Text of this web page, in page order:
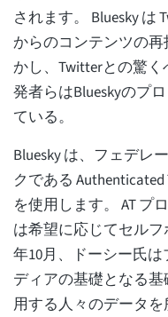
されます。 Bluesky は
からのコンテンツの
かし、Twitterとの驚
発者らはBlueskyのプ
ている。
Bluesky は、フェデレ
クである
を使用します。 AT プ
は希望に応じてセル
年10月、ドーシー氏
ディアの基礎となる
用する人々のデータ